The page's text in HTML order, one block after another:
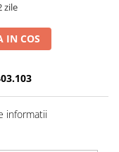
zile
IN COS
informatii